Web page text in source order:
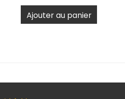
Ajouter au panier